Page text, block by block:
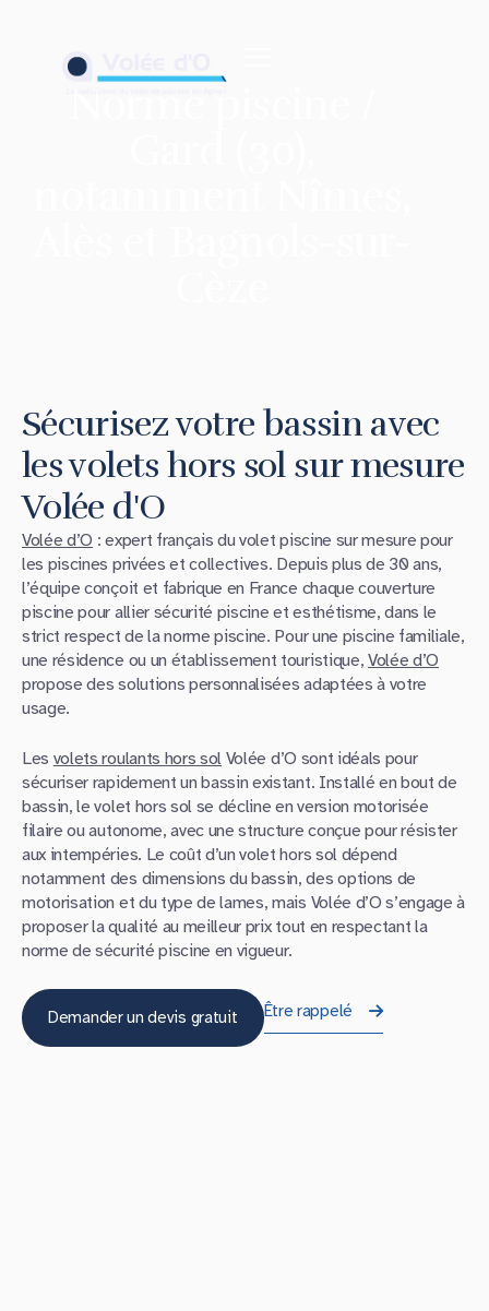
Sécurisez votre bassin avec
les volets hors sol sur mesure
Volée d'O
Volée d’O : expert français du volet piscine sur mesure pour
les piscines privées et collectives. Depuis plus de 30 ans,
l’équipe conçoit et fabrique en France chaque couverture
piscine pour allier sécurité piscine et esthétisme, dans le
strict respect de la norme piscine. Pour une piscine familiale,
une résidence ou un établissement touristique, Volée d’O
propose des solutions personnalisées adaptées à votre
usage.
Les volets roulants hors sol Volée d’O sont idéals pour
sécuriser rapidement un bassin existant. Installé en bout de
bassin, le volet hors sol se décline en version motorisée
filaire ou autonome, avec une structure conçue pour résister
aux intempéries. Le coût d’un volet hors sol dépend
notamment des dimensions du bassin, des options de
motorisation et du type de lames, mais Volée d’O s’engage à
proposer la qualité au meilleur prix tout en respectant la
norme de sécurité piscine en vigueur.
Demander un devis gratuit Être rappelé